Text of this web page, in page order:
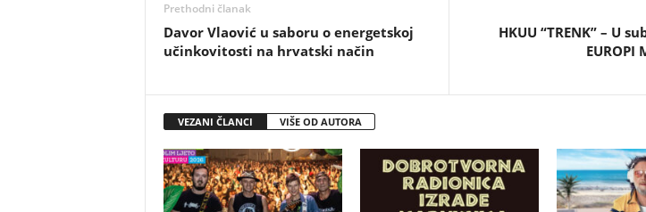
Prethodni članak
Davor Vlaović u saboru o energetskoj
učinkovitosti na hrvatski način
HKUU “TRENK” – U
EUROPI
VEZANI ČLANCI VIŠE OD AUTORA